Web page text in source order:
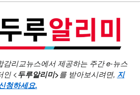
감리교뉴스에서 제공하는 주간e-뉴스
인 <두루알리미>를 받아보시려면, 지
청하세요.